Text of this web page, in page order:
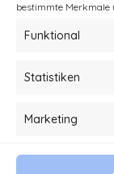
bestimmte Merkmale
Funktional
Statistiken
Marketing